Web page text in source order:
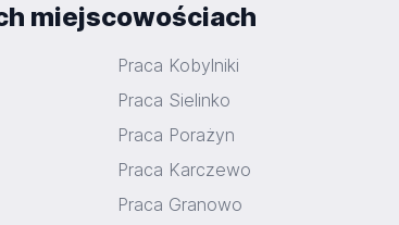
miejscowościach
Praca Kobylniki
Praca Sielinko
Praca Porażyn
Praca Karczewo
Praca Granowo